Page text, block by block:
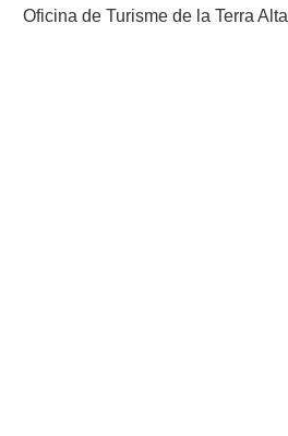
Oficina de Turisme de la Terra Alta